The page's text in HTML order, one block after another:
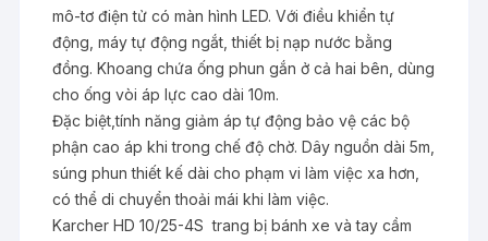
mô-tơ điện tử có màn hình LED. Với điều khiển tự
động, máy tự động ngắt, thiết bị nạp nước bằng
đồng. Khoang chứa ống phun gắn ở cả hai bên, dùng
cho ống vòi áp lực cao dài 10m.
Đặc biệt,tính năng giảm áp tự động bảo vệ các bộ
phận cao áp khi trong chế độ chờ. Dây nguồn dài 5m,
súng phun thiết kế dài cho phạm vi làm việc xa hơn,
có thể di chuyển thoải mái khi làm việc.
Karcher HD 10/25-4S trang bị bánh xe và tay cầm